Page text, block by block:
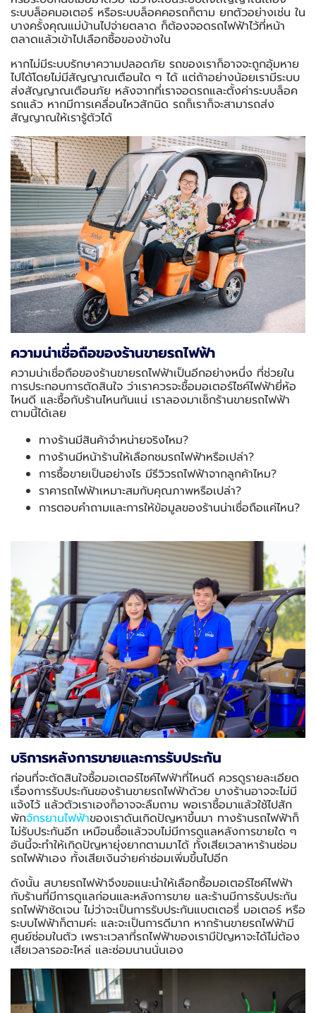
ระบบล็อคมอเตอร์ หรือระบบล็อคคอรถก็ตาม ยกตัวอย่างเช่น ใน
บางครั้งคุณแม่บ้านไปจ่ายตลาด ก็ต้องจอดรถไฟฟ้าไว้ที่หน้า
ตลาดแล้วเข้าไปเลือกซื้อของข้างใน
หากไม่มีระบบรักษาความปลอดภัย รถของเราก็อาจจะถูกอุ้มหาย
ไปได้โดยไม่มีสัญญาณเตือนใด ๆ ได้ แต่ถ้าอย่างน้อยเรามีระบบ
ส่งสัญญาณเตือนภัย หลังจากที่เราจอดรถและตั้งค่าระบบล็อค
รถแล้ว หากมีการเคลื่อนไหวสักนิด รถก็เราก็จะสามารถส่ง
สัญญาณให้เรารู้ตัวได้
ความน่าเชื่อถือของร้านขายรถไฟฟ้า
ความน่าเชื่อถือของร้านขายรถไฟฟ้าเป็นอีกอย่างหนึ่ง ที่ช่วยใน
การประกอบการตัดสินใจ ว่าเราควรจะชื้อมอเตอร์ไซค์ไฟฟ้ายี่ห้อ
ไหนดี และซื้อกับร้านไหนกันแน่ เราลองมาเช็กร้านขายรถไฟฟ้า
ตามนี้ได้เลย
ทางร้านมีสินค้าจำหน่ายจริงไหม?
ทางร้านมีหน้าร้านให้เลือกชมรถไฟฟ้าหรือเปล่า?
การซื้อขายเป็นอย่างไร มีรีวิวรถไฟฟ้าจากลูกค้าไหม?
ราคารถไฟฟ้าเหมาะสมกับคุณภาพหรือเปล่า?
การตอบคำถามและการให้ข้อมูลของร้านน่าเชื่อถือแค่ไหน?
บริการหลังการขายและการรับประกัน
ก่อนที่จะตัดสินใจซื้อมอเตอร์ไซค์ไฟฟ้าที่ไหนดี ควรดูรายละเอียด
เรื่องการรับประกันของร้านขายรถไฟฟ้าด้วย บางร้านอาจจะไม่มี
แจ้งไว้ แล้วตัวเราเองก็อาจจะลืมถาม พอเราซื้อมาแล้วใช้ไปสัก
พักจักรยานไฟฟ้าของเราดันเกิดปัญหาขึ้นมา ทางร้านรถไฟฟ้าก็
ไม่รับประกันอีก เหมือนซื้อแล้วจบไม่มีการดูแลหลังการขายใด ๆ
อันนี้จะทำให้เกิดปัญหายุ่งยากตามมาได้ ทั้งเสียเวลาหาร้านซ่อม
รถไฟฟ้าเอง ทั้งเสียเงินจ่ายค่าซ่อมเพิ่มขึ้นไปอีก
ดังนั้น สบายรถไฟฟ้าจึงขอแนะนำให้เลือกซื้อมอเตอร์ไซค์ไฟฟ้า
กับร้านที่มีการดูแลก่อนและหลังการขาย และร้านมีการรับประกัน
รถไฟฟ้าชัดเจน ไม่ว่าจะเป็นการรับประกันแบตเตอรี่ มอเตอร์ หรือ
ระบบไฟฟ้าก็ตามค่ะ และจะเป็นการดีมาก หากร้านขายรถไฟฟ้ามี
ศูนย์ซ่อมในตัว เพราะเวลาที่รถไฟฟ้าของเรามีปัญหาจะได้ไม่ต้อง
เสียเวลารออะไหล่ และซ่อมนานนั่นเอง